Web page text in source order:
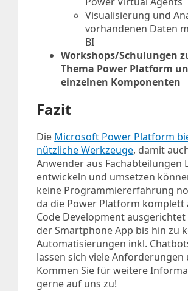
Visualisierung und
vorhandenen Daten
BI
Workshops/Schulungen
Thema Power Platform
einzelnen Komponenten
Fazit
Die Microsoft Power Platform
nützliche Werkzeuge, damit
Anwender aus Fachabteilungen
entwickeln und umsetzen
keine Programmiererfahrung
da die Power Platform komplett
Code Development ausgerichtet
der Smartphone App bis hin zu
Automatisierungen inkl.
lassen sich viele Anforderungen
Kommen Sie für weitere
gerne auf uns zu!